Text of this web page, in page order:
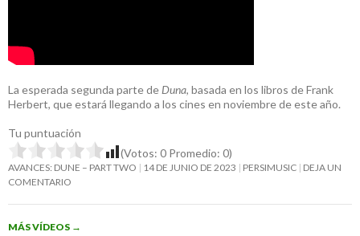
La esperada segunda parte de Duna, basada en los libros de Frank
Herbert, que estará llegando a los cines en noviembre de este año.
Tu puntuación
(Votos: 0 Promedio: 0)
AVANCES: DUNE – PART TWO 14 DE JUNIO DE 2023 PERSIMUSIC DEJA UN
COMENTARIO
MÁS VÍDEOS →